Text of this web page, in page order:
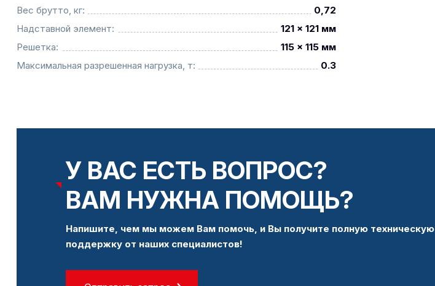
Вес брутто, кг:
0,72
Надставной элемент:
121 x 121 мм
Решетка:
115 x 115 мм
Максимальная разрешенная нагрузка, т:
0.3
У ВАС ЕСТЬ ВОПРОС?
ВАМ НУЖНА ПОМОЩЬ?
Напишите, чем мы можем Вам помочь, и Вы получите полную техническую
поддержку от наших специалистов!